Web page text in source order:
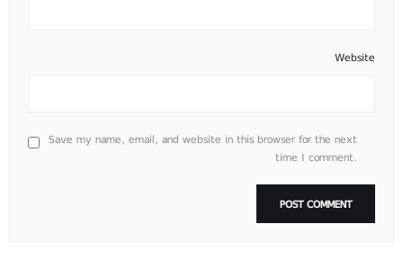
Website
Save my name, email, and website in this browser for the next
time I comment.